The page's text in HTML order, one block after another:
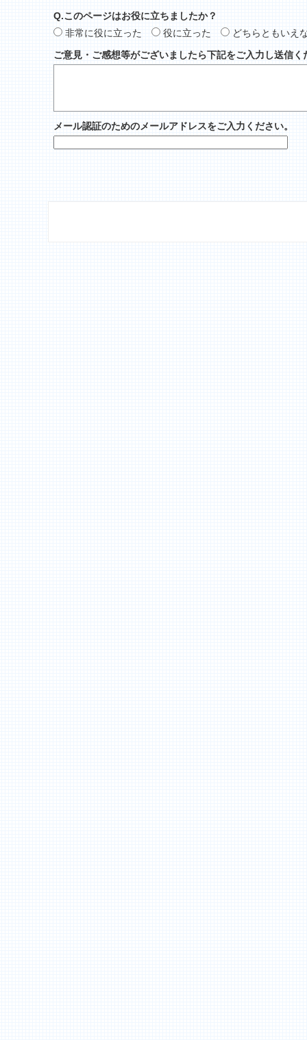
Q.このページはお役に立ちましたか？
非常に役に立った
役に立った
どちらともいえ
ご意見・ご感想等がございましたら下記をご入力し送信く
メール認証のためのメールアドレスをご入力ください。